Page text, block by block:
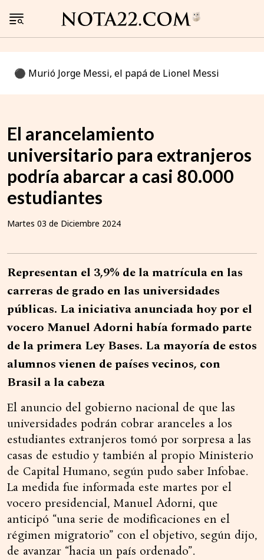
⚫️ Murió Jorge Messi, el papá de Lionel Messi
El arancelamiento
universitario para extranjeros
podría abarcar a casi 80.000
estudiantes
Martes 03 de Diciembre 2024
Representan el 3,9% de la matrícula en las
carreras de grado en las universidades
públicas. La iniciativa anunciada hoy por el
vocero Manuel Adorni había formado parte
de la primera Ley Bases. La mayoría de estos
alumnos vienen de países vecinos, con
Brasil a la cabeza
El anuncio del gobierno nacional de que las
universidades podrán cobrar aranceles a los
estudiantes extranjeros tomó por sorpresa a las
casas de estudio y también al propio Ministerio
de Capital Humano, según pudo saber Infobae.
La medida fue informada este martes por el
vocero presidencial, Manuel Adorni, que
anticipó “una serie de modificaciones en el
régimen migratorio” con el objetivo, según dijo,
de avanzar “hacia un país ordenado”.